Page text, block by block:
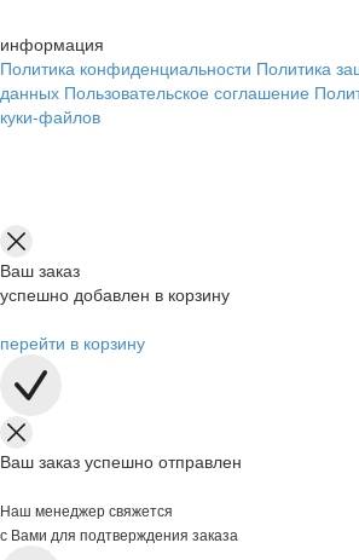
информация
Политика конфиденциальности Политика
данных Пользовательское соглашение
куки-файлов
Ваш заказ
успешно добавлен в корзину
перейти в корзину
Ваш заказ успешно отправлен
Наш менеджер свяжется
с Вами для подтверждения заказа